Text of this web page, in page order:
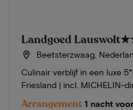
Landgoed Lauswolt
Beetsterzwaag,
Culinair verblijf in een luxe
Friesland | incl. MICHELIN-
Arrangement 1 nacht